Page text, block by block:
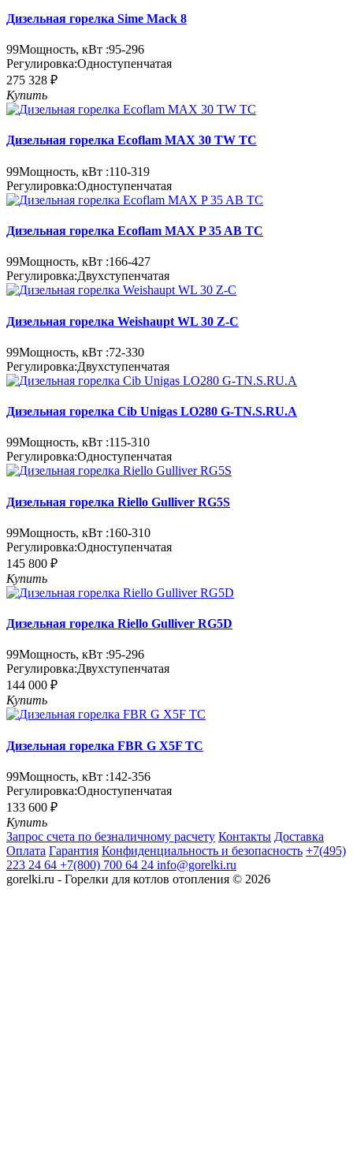
Дизельная горелка Sime Mack 8
99Мощность, кВт :95-296
Регулировка:Одноступенчатая
275 328 ₽
Купить
Дизельная горелка Ecoflam MAX 30 TW TC
99Мощность, кВт :110-319
Регулировка:Одноступенчатая
Дизельная горелка Ecoflam MAX P 35 AB TC
99Мощность, кВт :166-427
Регулировка:Двухступенчатая
Дизельная горелка Weishaupt WL 30 Z-C
99Мощность, кВт :72-330
Регулировка:Двухступенчатая
Дизельная горелка Cib Unigas LO280 G-TN.S.RU.A
99Мощность, кВт :115-310
Регулировка:Одноступенчатая
Дизельная горелка Riello Gulliver RG5S
99Мощность, кВт :160-310
Регулировка:Одноступенчатая
145 800 ₽
Купить
Дизельная горелка Riello Gulliver RG5D
99Мощность, кВт :95-296
Регулировка:Двухступенчатая
144 000 ₽
Купить
Дизельная горелка FBR G X5F TC
99Мощность, кВт :142-356
Регулировка:Одноступенчатая
133 600 ₽
Купить
Запрос счета по безналичному расчету Контакты Доставка
Оплата Гарантия Конфиденциальность и безопасность +7(495)
223 24 64 +7(800) 700 64 24 info@gorelki.ru
gorelki.ru - Горелки для котлов отопления © 2026